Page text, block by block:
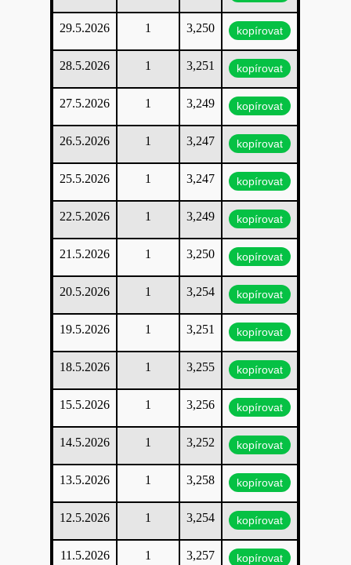
29.5.2026 1 3,250 kopírovat
28.5.2026 1 3,251 kopírovat
27.5.2026 1 3,249 kopírovat
26.5.2026 1 3,247 kopírovat
25.5.2026 1 3,247 kopírovat
22.5.2026 1 3,249 kopírovat
21.5.2026 1 3,250 kopírovat
20.5.2026 1 3,254 kopírovat
19.5.2026 1 3,251 kopírovat
18.5.2026 1 3,255 kopírovat
15.5.2026 1 3,256 kopírovat
14.5.2026 1 3,252 kopírovat
13.5.2026 1 3,258 kopírovat
12.5.2026 1 3,254 kopírovat
11.5.2026 1 3,257 kopírovat